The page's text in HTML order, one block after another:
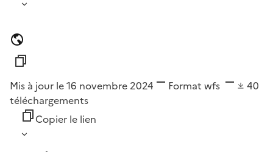
Mis à jour le 16 novembre 2024 Format wfs
40
téléchargements
Copier le lien